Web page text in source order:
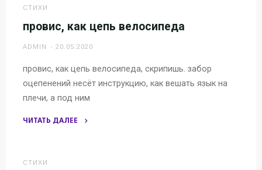
запачканным"
СТИХИ
провис, как цепь велосипеда
ADMIN 20.05.2020
провис, как цепь велосипеда, скрипишь. забор
оцепенений несёт инструкцию, как вешать язык на
плечи, а под ним
ЧИТАТЬ ДАЛЕЕ
цепь
СТИХИ